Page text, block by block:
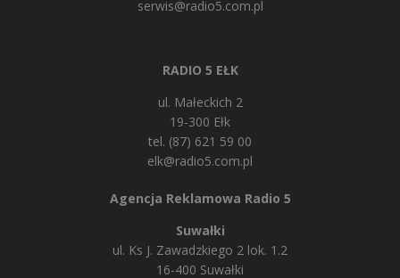
serwis@radio5.com.pl
RADIO 5 EŁK
ul. Małeckich 2
19-300 Ełk
tel. (87) 621 59 00
elk@radio5.com.pl
Agencja Reklamowa Radio 5
Suwałki
ul. Ks J. Zawadzkiego 2 lok. 1.2
16-400 Suwałki